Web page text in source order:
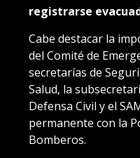
registrarse
Cabe destacar la
del Comité de
secretarías de
Salud, la
Defensa Civil y el
permanente con la
Bomberos.